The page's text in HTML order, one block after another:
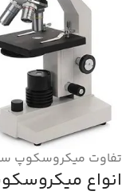
تفاوت میکروسکوپ
انواع